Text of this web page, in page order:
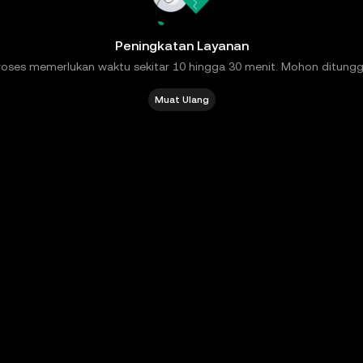
Peningkatan Layanan
memerlukan waktu sekitar 10 hingga 30 menit. Mohon
Muat Ulang